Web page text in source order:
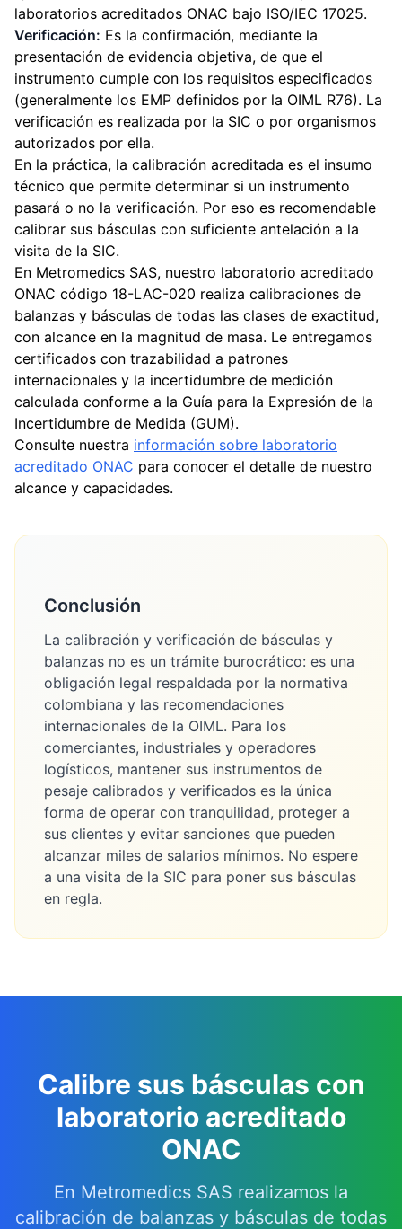
laboratorios acreditados ONAC bajo ISO/IEC 17025.
Verificación: Es la confirmación, mediante la
presentación de evidencia objetiva, de que el
instrumento cumple con los requisitos especificados
(generalmente los EMP definidos por la OIML R76). La
verificación es realizada por la SIC o por organismos
autorizados por ella.
En la práctica, la calibración acreditada es el insumo
técnico que permite determinar si un instrumento
pasará o no la verificación. Por eso es recomendable
calibrar sus básculas con suficiente antelación a la
visita de la SIC.
En Metromedics SAS, nuestro laboratorio acreditado
ONAC código 18-LAC-020 realiza calibraciones de
balanzas y básculas de todas las clases de exactitud,
con alcance en la magnitud de masa. Le entregamos
certificados con trazabilidad a patrones
internacionales y la incertidumbre de medición
calculada conforme a la Guía para la Expresión de la
Incertidumbre de Medida (GUM).
Consulte nuestra información sobre laboratorio
acreditado ONAC para conocer el detalle de nuestro
alcance y capacidades.
Conclusión
La calibración y verificación de básculas y
balanzas no es un trámite burocrático: es una
obligación legal respaldada por la normativa
colombiana y las recomendaciones
internacionales de la OIML. Para los
comerciantes, industriales y operadores
logísticos, mantener sus instrumentos de
pesaje calibrados y verificados es la única
forma de operar con tranquilidad, proteger a
sus clientes y evitar sanciones que pueden
alcanzar miles de salarios mínimos. No espere
a una visita de la SIC para poner sus básculas
en regla.
Calibre sus básculas con
laboratorio acreditado
ONAC
En Metromedics SAS realizamos la
calibración de balanzas y básculas de todas